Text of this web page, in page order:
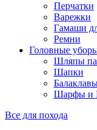
Перчатки
Варежки
Гамаши
Ремни
Головные
Шляпы
Шапки
Шарфы и
Все для похода